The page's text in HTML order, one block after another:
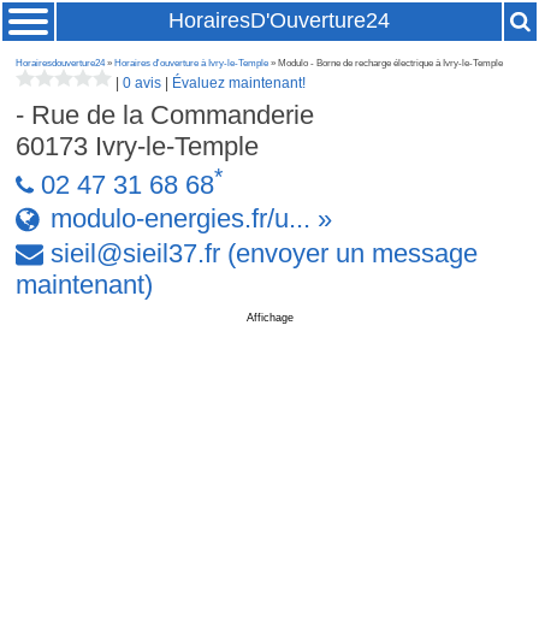
HorairesD'Ouverture24
Horairesdouverture24» Horaires d'ouverture à Ivry-le-Temple » Modulo - Borne de recharge électrique à Ivry-le-Temple
|0 avis Évaluez maintenant!
- Rue de la Commanderie
60173 Ivry-le-Temple
02 47 31 68 68*
modulo-energies.fr/u... »
sieil@sieil37.fr (envoyer un message
maintenant)
Affichage